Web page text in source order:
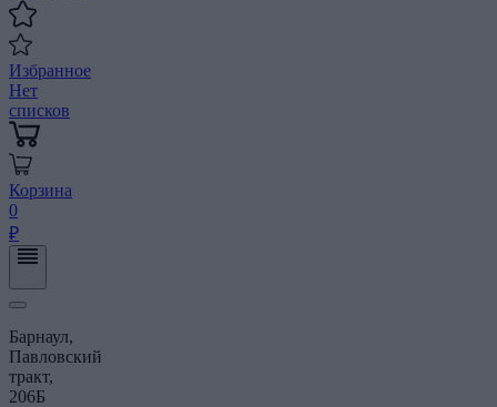
Избранное
Нет
списков
Корзина
0
₽
Барнаул,
Павловский
тракт,
206Б